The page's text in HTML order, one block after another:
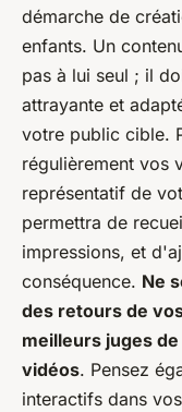
démarche de
enfants. Un
pas à lui seul ; il
attrayante et
votre public cible.
régulièrement vos
représentatif de
permettra de
impressions, et
conséquence. Ne
des retours de
meilleurs juges
vidéos. Pensez
interactifs dans